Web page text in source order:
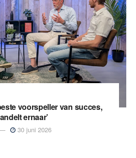
voorspeller van succes,
ernaar’
30 juni 2026